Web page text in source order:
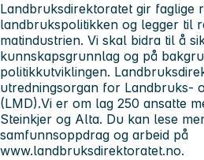
Landbruksdirektoratet gir faglige
landbrukspolitikken og legger til
matindustrien. Vi skal bidra til å
kunnskapsgrunnlag og på
politikkutviklingen.
utredningsorgan for Landbruks-
(LMD).Vi er om lag 250 ansatte
Steinkjer og Alta. Du kan lese
samfunnsoppdrag og arbeid på
www.landbruksdirektoratet.no.